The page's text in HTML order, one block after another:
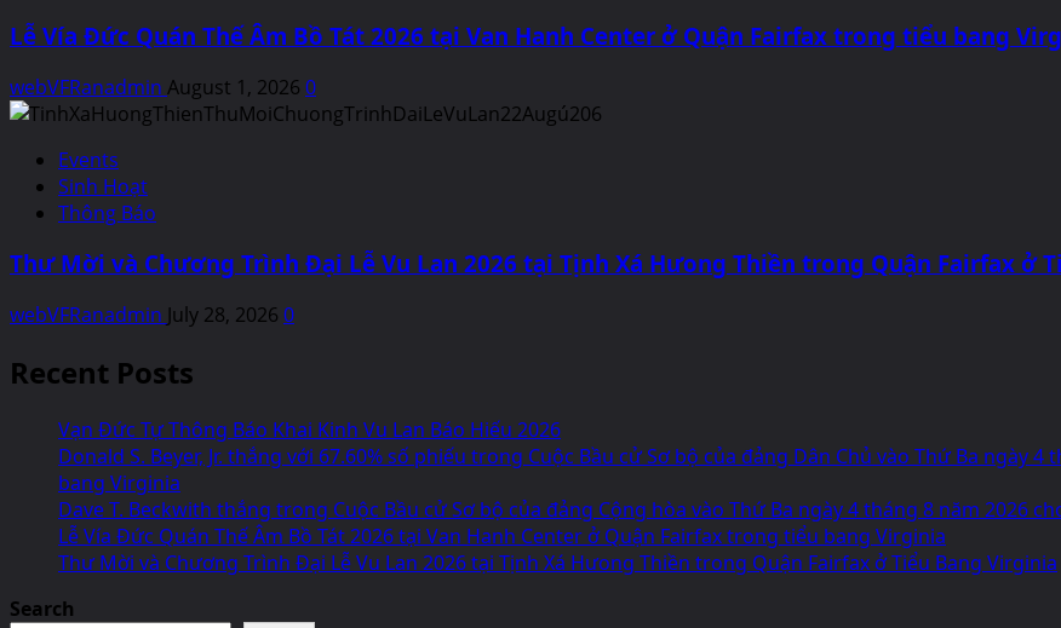
Lễ Vía Đức Quán Thế Âm Bồ Tát 2026 tại Van Hanh Center ở Quận Fairfax trong tiểu bang
webVFRanadmin August 1, 2026 0
Events
Sinh Hoạt
Thông Báo
Thư Mời và Chương Trình Đại Lễ Vu Lan 2026 tại Tịnh Xá Hưong Thiền trong Quận Fairfax ở
webVFRanadmin July 28, 2026 0
Recent Posts
Vạn Đức Tự Thông Báo Khai Kinh Vu Lan Báo Hiếu 2026
Donald S. Beyer, Jr. thắng với 67.60% số phiếu trong Cuộc Bầu cử Sơ bộ của đảng Dân Chủ vào Thứ Ba ngày
bang Virginia
Dave T. Beckwith thắng trong Cuộc Bầu cử Sơ bộ của đảng Cộng hòa vào Thứ Ba ngày 4 tháng 8 năm 2026
Lễ Vía Đức Quán Thế Âm Bồ Tát 2026 tại Van Hanh Center ở Quận Fairfax trong tiểu bang Virginia
Thư Mời và Chương Trình Đại Lễ Vu Lan 2026 tại Tịnh Xá Hưong Thiền trong Quận Fairfax ở Tiểu Bang Virginia
Search